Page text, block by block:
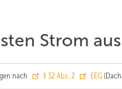
Strom
nach § 32 Abs. 2 EEG